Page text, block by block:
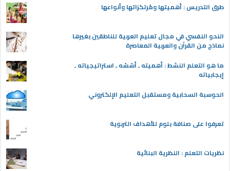
طرق التدريس : أهميتها ومُرتكزاتها وأنواعها
النحو النفسي في مجال تعليم العربية للناطقين بغيرها
نماذج من القرآن والعربية المعاصرة
ما هو التعلم النشط : أهميته ـ أسُسُه ـ استراتيجياته ـ
إيجابياته
الحوسبة السحابية ومستقبل التعليم الإلكتروني
تعرفوا على صنافة بلوم للأهداف التربوية
نظريات التعلم : النظرية البنائية